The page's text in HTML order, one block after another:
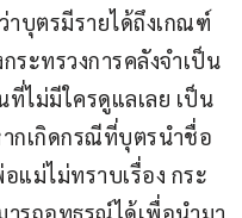
บุตรมีรายได้ถึงเกณฑ์
ะทรวงการคลังจำเป็น
ไม่มีใครดูแลเลย เป็น
กเกิดกรณีที่บุตรนำชื่อ
แม่ไม่ทราบเรื่อง กระ